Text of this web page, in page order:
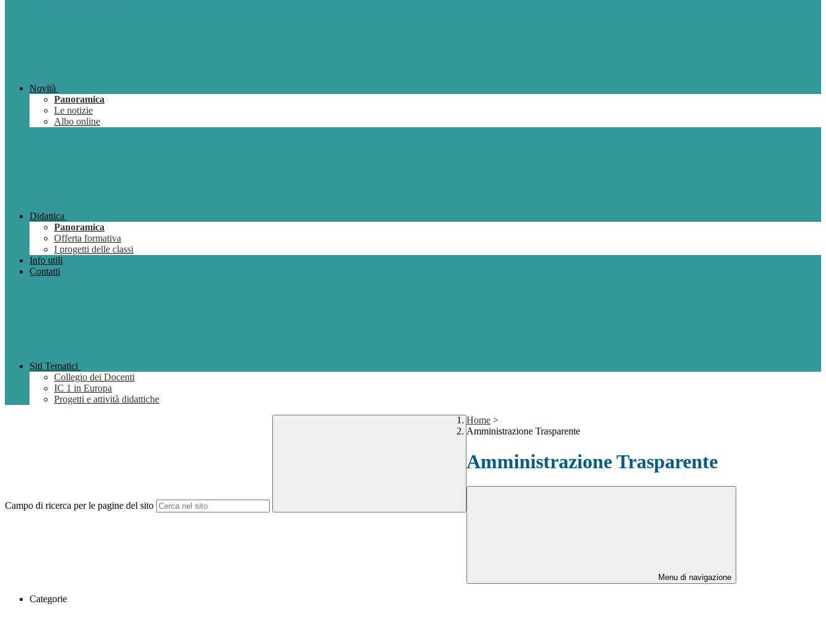
Novità
Panoramica
Le notizie
Albo online
Didattica
Panoramica
Offerta formativa
I progetti delle classi
Info utili
Contatti
Siti Tematici
Collegio dei Docenti
IC 1 in Europa
Progetti e attività didattiche
Campo di ricerca per le pagine del sito
Home >
Amministrazione Trasparente
Amministrazione Trasparente
Menu di navigazione
Categorie